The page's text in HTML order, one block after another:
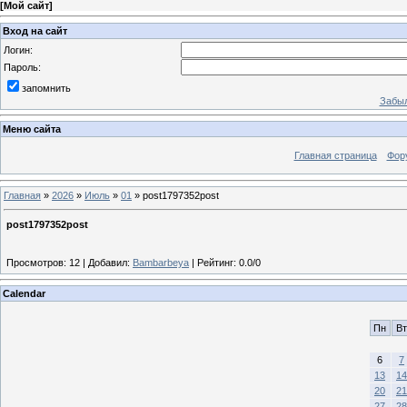
[Мой сайт]
Вход на сайт
Логин:
Пароль:
запомнить
Меню сайта
Главная страница
Главная » 2026 » Июль » 01 » post1797352post
post1797352post
Просмотров: 12 | Добавил: Bambarbeya | Рейтинг: 0.0/0
Calendar
Пн Вт
6
7
13
14
20
21